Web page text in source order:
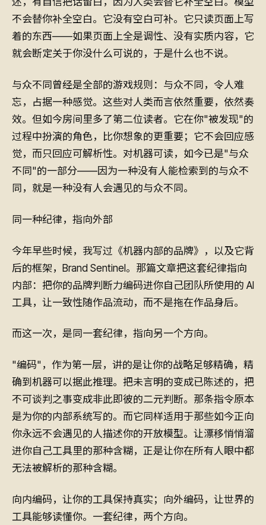
不会替你补全空白。它没有空白可补。它只读页面上写
着的东西——如果页面上全是调性、没有实质内容，它
就会断定关于你没什么可说的，于是什么也不说。
与众不同曾经是全部的游戏规则：与众不同，令人难
忘，占据一种感觉。这些对人类而言依然重要，依然奏
效。但如今房间里多了第二位读者。它在你"被发现"的
过程中扮演的角色，比你想象的更重要；它不会回应感
觉，而只回应可解析性。对机器可读，如今已是"与众
不同"的一部分——因为一种没有人能检索到的与众不
同，就是一种没有人会遇见的与众不同。
同一种纪律，指向外部
今年早些时候，我写过《机器内部的品牌》，以及它背
后的框架，Brand Sentinel。那篇文章把这套纪律指向
内部：把你的品牌判断力编码进你自己团队所使用的 AI
工具，让一致性随作品流动，而不是拖在作品身后。
而这一次，是同一套纪律，指向另一个方向。
"编码"，作为第一层，讲的是让你的战略足够精确，精
确到机器可以据此推理。把未言明的变成已陈述的，把
不可谈判之事变成非此即彼的二元判断。那条指令原本
是为你的内部系统写的。而它同样适用于那些如今正向
你永远不会遇见的人描述你的开放模型。让漂移悄悄溜
进你自己工具里的那种含糊，正是让你在所有人眼中都
无法被解析的那种含糊。
向内编码，让你的工具保持真实；向外编码，让世界的
工具能够读懂你。一套纪律，两个方向。